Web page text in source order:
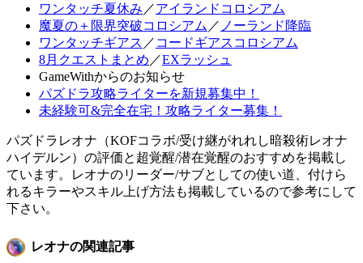
ワンタッチ夏休み ／アイランドコロシアム
魔夏の＋限界突破コロシアム ／ ノーランド降臨
ワンタッチギアス ／ コードギアスコロシアム
8月クエストまとめ ／EXラッシュ
GameWithからのお知らせ
パズドラ攻略ライターを新規募集中！
未経験可&完全在宅！攻略ライター募集！
パズドラレオナ（KOFコラボ/受け継がれれし暗殺術レオナ
ハイデルン）の評価と超覚醒/潜在覚醒のおすすめを掲載し
ています。レオナのリーダー/サブとしての使い道、付けら
れるキラーやスキル上げ方法も掲載しているので参考にして
下さい。
レオナの関連記事